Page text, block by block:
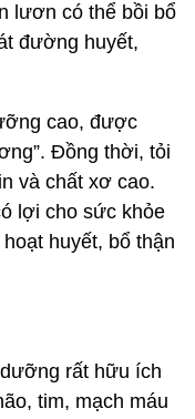
lươn có thể bồi bổ
đường huyết,
cao, được
Đồng thời, tỏi
và chất xơ cao.
lợi cho sức khỏe
huyết, bổ thận
rất hữu ích
tim, mạch máu